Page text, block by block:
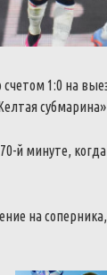
1:0 на
й минуте,
на